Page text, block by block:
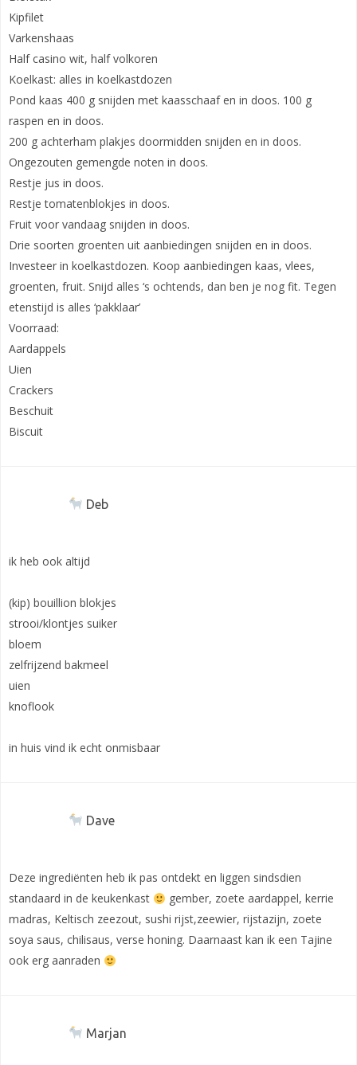
Kipfilet
Varkenshaas
Half casino wit, half volkoren
Koelkast: alles in koelkastdozen
Pond kaas 400 g snijden met kaasschaaf en in doos. 100 g
raspen en in doos.
200 g achterham plakjes doormidden snijden en in doos.
Ongezouten gemengde noten in doos.
Restje jus in doos.
Restje tomatenblokjes in doos.
Fruit voor vandaag snijden in doos.
Drie soorten groenten uit aanbiedingen snijden en in doos.
Investeer in koelkastdozen. Koop aanbiedingen kaas, vlees,
groenten, fruit. Snijd alles ‘s ochtends, dan ben je nog fit. Tegen
etenstijd is alles ‘pakklaar’
Voorraad:
Aardappels
Uien
Crackers
Beschuit
Biscuit
Deb
ik heb ook altijd
(kip) bouillion blokjes
strooi/klontjes suiker
bloem
zelfrijzend bakmeel
uien
knoflook
in huis vind ik echt onmisbaar
Dave
Deze ingrediënten heb ik pas ontdekt en liggen sindsdien
standaard in de keukenkast
gember, zoete aardappel, kerrie
madras, Keltisch zeezout, sushi rijst,zeewier, rijstazijn, zoete
soya saus, chilisaus, verse honing. Daarnaast kan ik een Tajine
ook erg aanraden
Marjan